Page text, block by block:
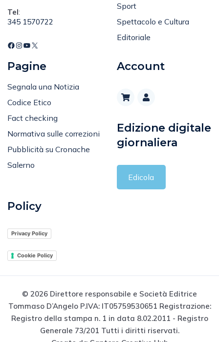
Tel:
345 1570722
Sport
Spettacolo e Cultura
Editoriale
Pagine
Segnala una Notizia
Codice Etico
Fact checking
Normativa sulle correzioni
Pubblicità su Cronache
Salerno
Account
Edizione digitale
giornaliera
Edicola
Policy
Privacy Policy
Cookie Policy
© 2026 Direttore responsabile e Società Editrice
Tommaso D’Angelo P.IVA: IT05759530651 Registrazione:
Registro della stampa n. 1 in data 8.02.2011 - Registro
Generale 73/201 Tutti i diritti riservati.